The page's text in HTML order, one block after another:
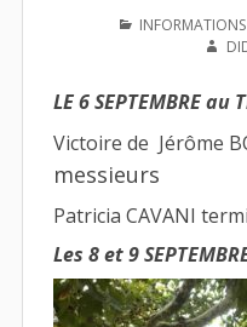
PUBLIÉ
INFORMATIONS
LE 6 SEPTEMBRE
Victoire de Jérôme
messieurs
Patricia CAVANI
Les 8 et 9